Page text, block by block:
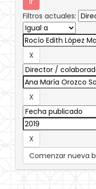
Filtros actuales:
Comenzar nueva